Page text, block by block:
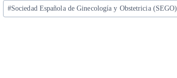
#Sociedad Española de Ginecología y Obstetricia (SEGO)